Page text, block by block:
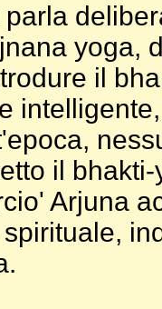
yoga,
il
il
Arjuna